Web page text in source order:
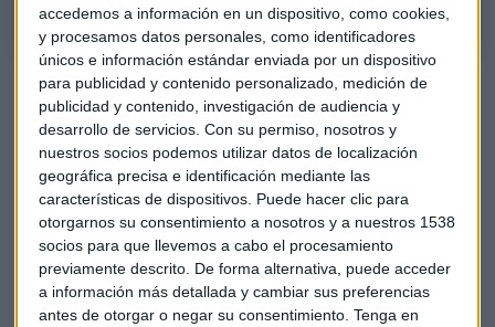
accedemos a información en un dispositivo, como cookies,
y procesamos datos personales, como identificadores
únicos e información estándar enviada por un dispositivo
para publicidad y contenido personalizado, medición de
publicidad y contenido, investigación de audiencia y
desarrollo de servicios. Con su permiso, nosotros y
nuestros socios podemos utilizar datos de localización
geográfica precisa e identificación mediante las
características de dispositivos. Puede hacer clic para
otorgarnos su consentimiento a nosotros y a nuestros 1538
socios para que llevemos a cabo el procesamiento
previamente descrito. De forma alternativa, puede acceder
a información más detallada y cambiar sus preferencias
antes de otorgar o negar su consentimiento. Tenga en